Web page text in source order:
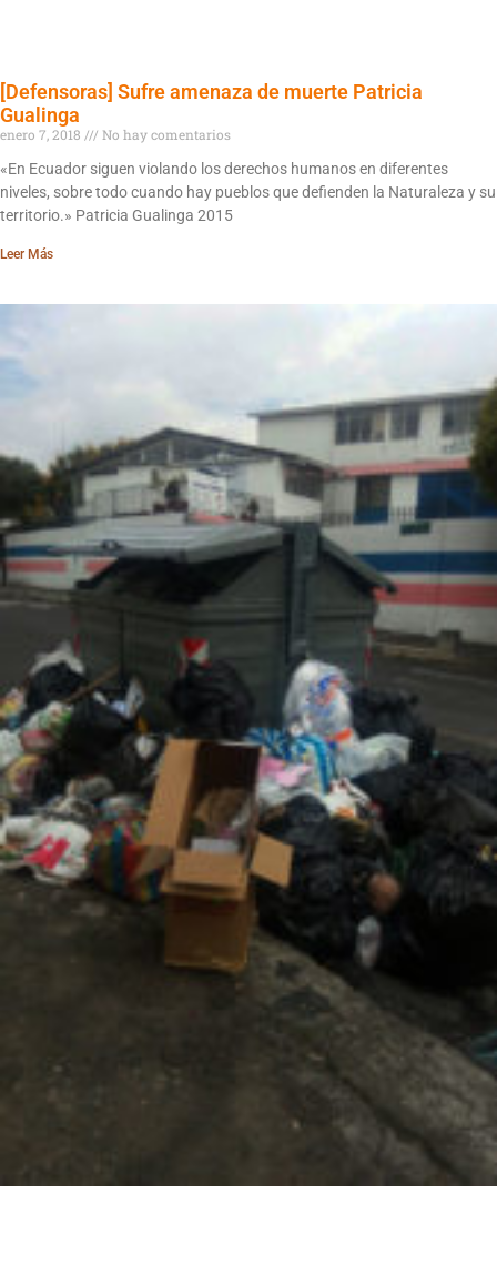
[Defensoras] Sufre amenaza de muerte Patricia
Gualinga
enero 7, 2018
No hay comentarios
«En Ecuador siguen violando los derechos humanos en diferentes
niveles, sobre todo cuando hay pueblos que defienden la Naturaleza y su
territorio.» Patricia Gualinga 2015
Leer Más